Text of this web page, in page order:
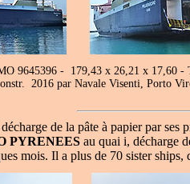
9645396 - 179,43 x 26,21 x 17,60 -
2016 par Navale Visenti, Porto
décharge de la pâte à papier par
PYRENEES au quai i, décharge
mois. Il a plus de 70 sister